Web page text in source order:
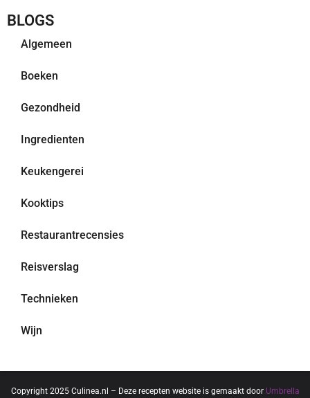
BLOGS
Algemeen
Boeken
Gezondheid
Ingredienten
Keukengerei
Kooktips
Restaurantrecensies
Reisverslag
Technieken
Wijn
Copyright 2025 Culinea.nl – Deze recepten website is gemaakt door Umbrella